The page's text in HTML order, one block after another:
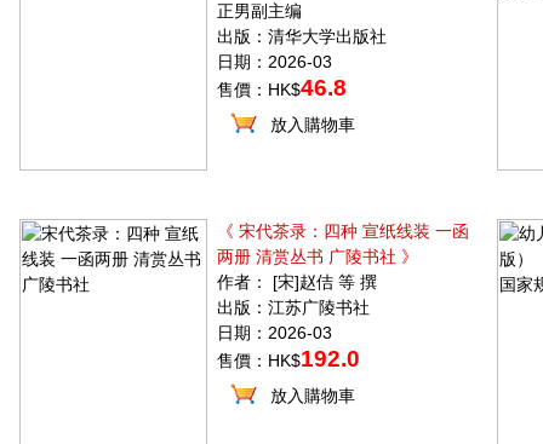
正男副主编
出版：清华大学出版社
日期：2026-03
售價：HK$46.8
放入購物車
《 宋代茶录：四种 宣纸线装 一函
两册 清赏丛书 广陵书社 》
作者： [宋]赵佶 等 撰
出版：江苏广陵书社
日期：2026-03
售價：HK$192.0
放入購物車